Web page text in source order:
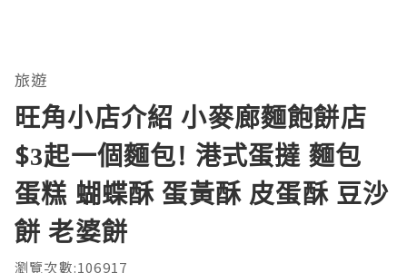
旅遊
旺角小店介紹 小麥廊麵飽餅店
$3起一個麵包! 港式蛋撻 麵包
蛋糕 蝴蝶酥 蛋黃酥 皮蛋酥 豆沙
餅 老婆餅
瀏覽次數:106917